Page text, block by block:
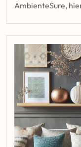
AmbienteSure,